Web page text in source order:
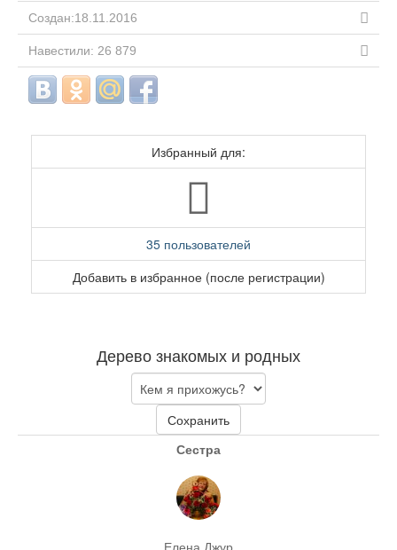
Создан:18.11.2016
Навестили: 26 879
Избранный для:
35 пользователей
Добавить в избранное (после регистрации)
Дерево знакомых и родных
Сохранить
Сестра
Елена Джур